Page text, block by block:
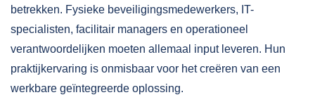
betrekken. Fysieke beveiligingsmedewerkers, IT-
specialisten, facilitair managers en operationeel
verantwoordelijken moeten allemaal input leveren. Hun
praktijkervaring is onmisbaar voor het creëren van een
werkbare geïntegreerde oplossing.